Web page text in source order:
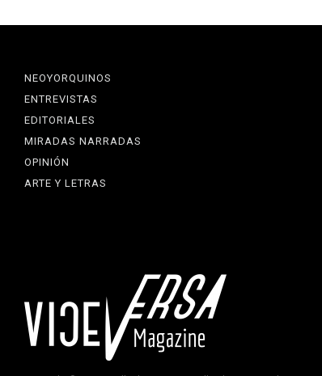
NEOYORQUINOS
ENTREVISTAS
EDITORIALES
MIRADAS NARRADAS
OPINIÓN
ARTE Y LETRAS